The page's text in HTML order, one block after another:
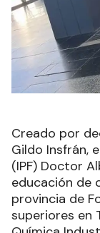
Creado por
Gildo Insfrán,
(IPF) Doctor
educación de
provincia de
superiores en